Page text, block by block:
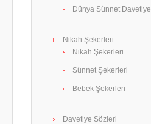
Dünya Sünnet Davetiye
Nikah Şekerleri
Nikah Şekerleri
Sünnet Şekerleri
Bebek Şekerleri
Davetiye Sözleri